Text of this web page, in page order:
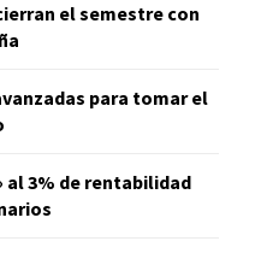
el semestre con
para tomar el
al 3% de rentabilidad